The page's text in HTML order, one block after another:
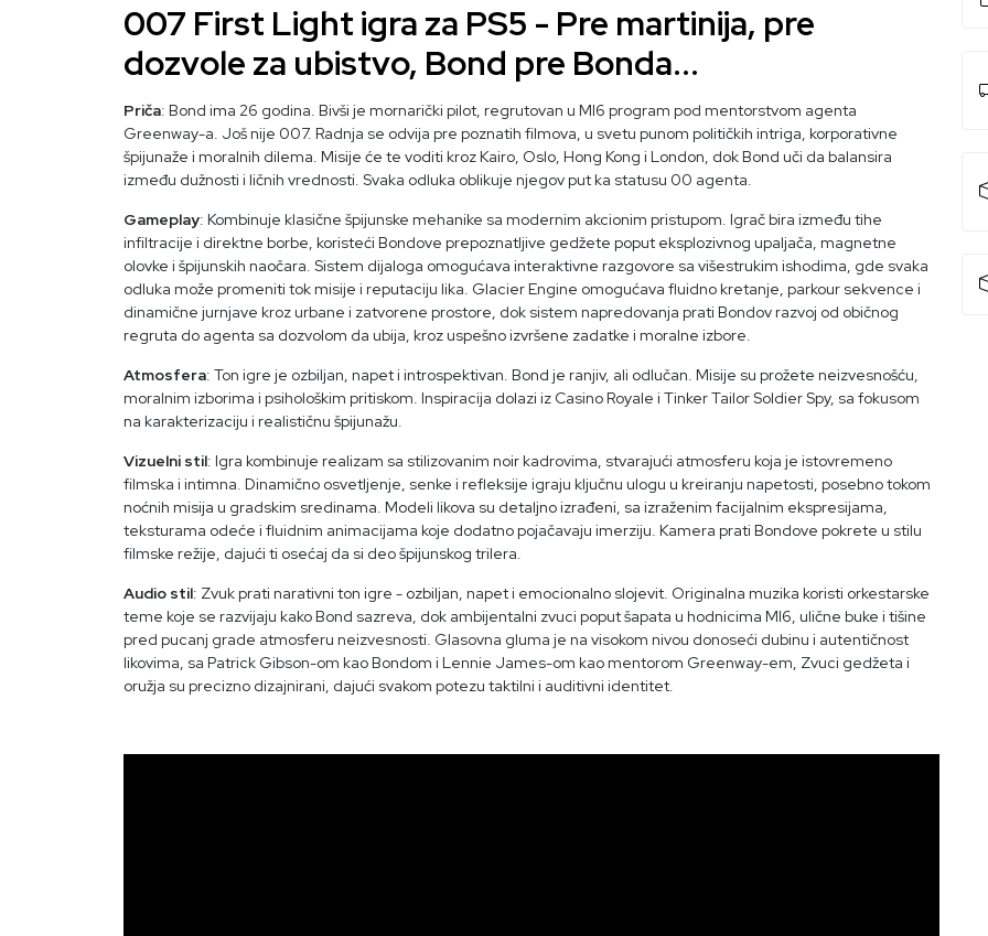
007 First Light igra za PS5 - Pre martinija, pre
dozvole za ubistvo, Bond pre Bonda...
Priča: Bond ima 26 godina. Bivši je mornarički pilot, regrutovan u MI6 program pod mentorstvom agenta
Greenway-a. Još nije 007. Radnja se odvija pre poznatih filmova, u svetu punom političkih intriga, korporativne
špijunaže i moralnih dilema. Misije će te voditi kroz Kairo, Oslo, Hong Kong i London, dok Bond uči da balansira
između dužnosti i ličnih vrednosti. Svaka odluka oblikuje njegov put ka statusu 00 agenta.
Gameplay: Kombinuje klasične špijunske mehanike sa modernim akcionim pristupom. Igrač bira između tihe
infiltracije i direktne borbe, koristeći Bondove prepoznatljive gedžete poput eksplozivnog upaljača, magnetne
olovke i špijunskih naočara. Sistem dijaloga omogućava interaktivne razgovore sa višestrukim ishodima, gde svaka
odluka može promeniti tok misije i reputaciju lika. Glacier Engine omogućava fluidno kretanje, parkour sekvence i
dinamične jurnjave kroz urbane i zatvorene prostore, dok sistem napredovanja prati Bondov razvoj od običnog
regruta do agenta sa dozvolom da ubija, kroz uspešno izvršene zadatke i moralne izbore.
Atmosfera: Ton igre je ozbiljan, napet i introspektivan. Bond je ranjiv, ali odlučan. Misije su prožete neizvesnošću,
moralnim izborima i psihološkim pritiskom. Inspiracija dolazi iz Casino Royale i Tinker Tailor Soldier Spy, sa fokusom
na karakterizaciju i realističnu špijunažu.
Vizuelni stil: Igra kombinuje realizam sa stilizovanim noir kadrovima, stvarajući atmosferu koja je istovremeno
filmska i intimna. Dinamično osvetljenje, senke i refleksije igraju ključnu ulogu u kreiranju napetosti, posebno tokom
noćnih misija u gradskim sredinama. Modeli likova su detaljno izrađeni, sa izraženim facijalnim ekspresijama,
teksturama odeće i fluidnim animacijama koje dodatno pojačavaju imerziju. Kamera prati Bondove pokrete u stilu
filmske režije, dajući ti osećaj da si deo špijunskog trilera.
Audio stil: Zvuk prati narativni ton igre - ozbiljan, napet i emocionalno slojevit. Originalna muzika koristi orkestarske
teme koje se razvijaju kako Bond sazreva, dok ambijentalni zvuci poput šapata u hodnicima MI6, ulične buke i tišine
pred pucanj grade atmosferu neizvesnosti. Glasovna gluma je na visokom nivou donoseći dubinu i autentičnost
likovima, sa Patrick Gibson-om kao Bondom i Lennie James-om kao mentorom Greenway-em, Zvuci gedžeta i
oružja su precizno dizajnirani, dajući svakom potezu taktilni i auditivni identitet.